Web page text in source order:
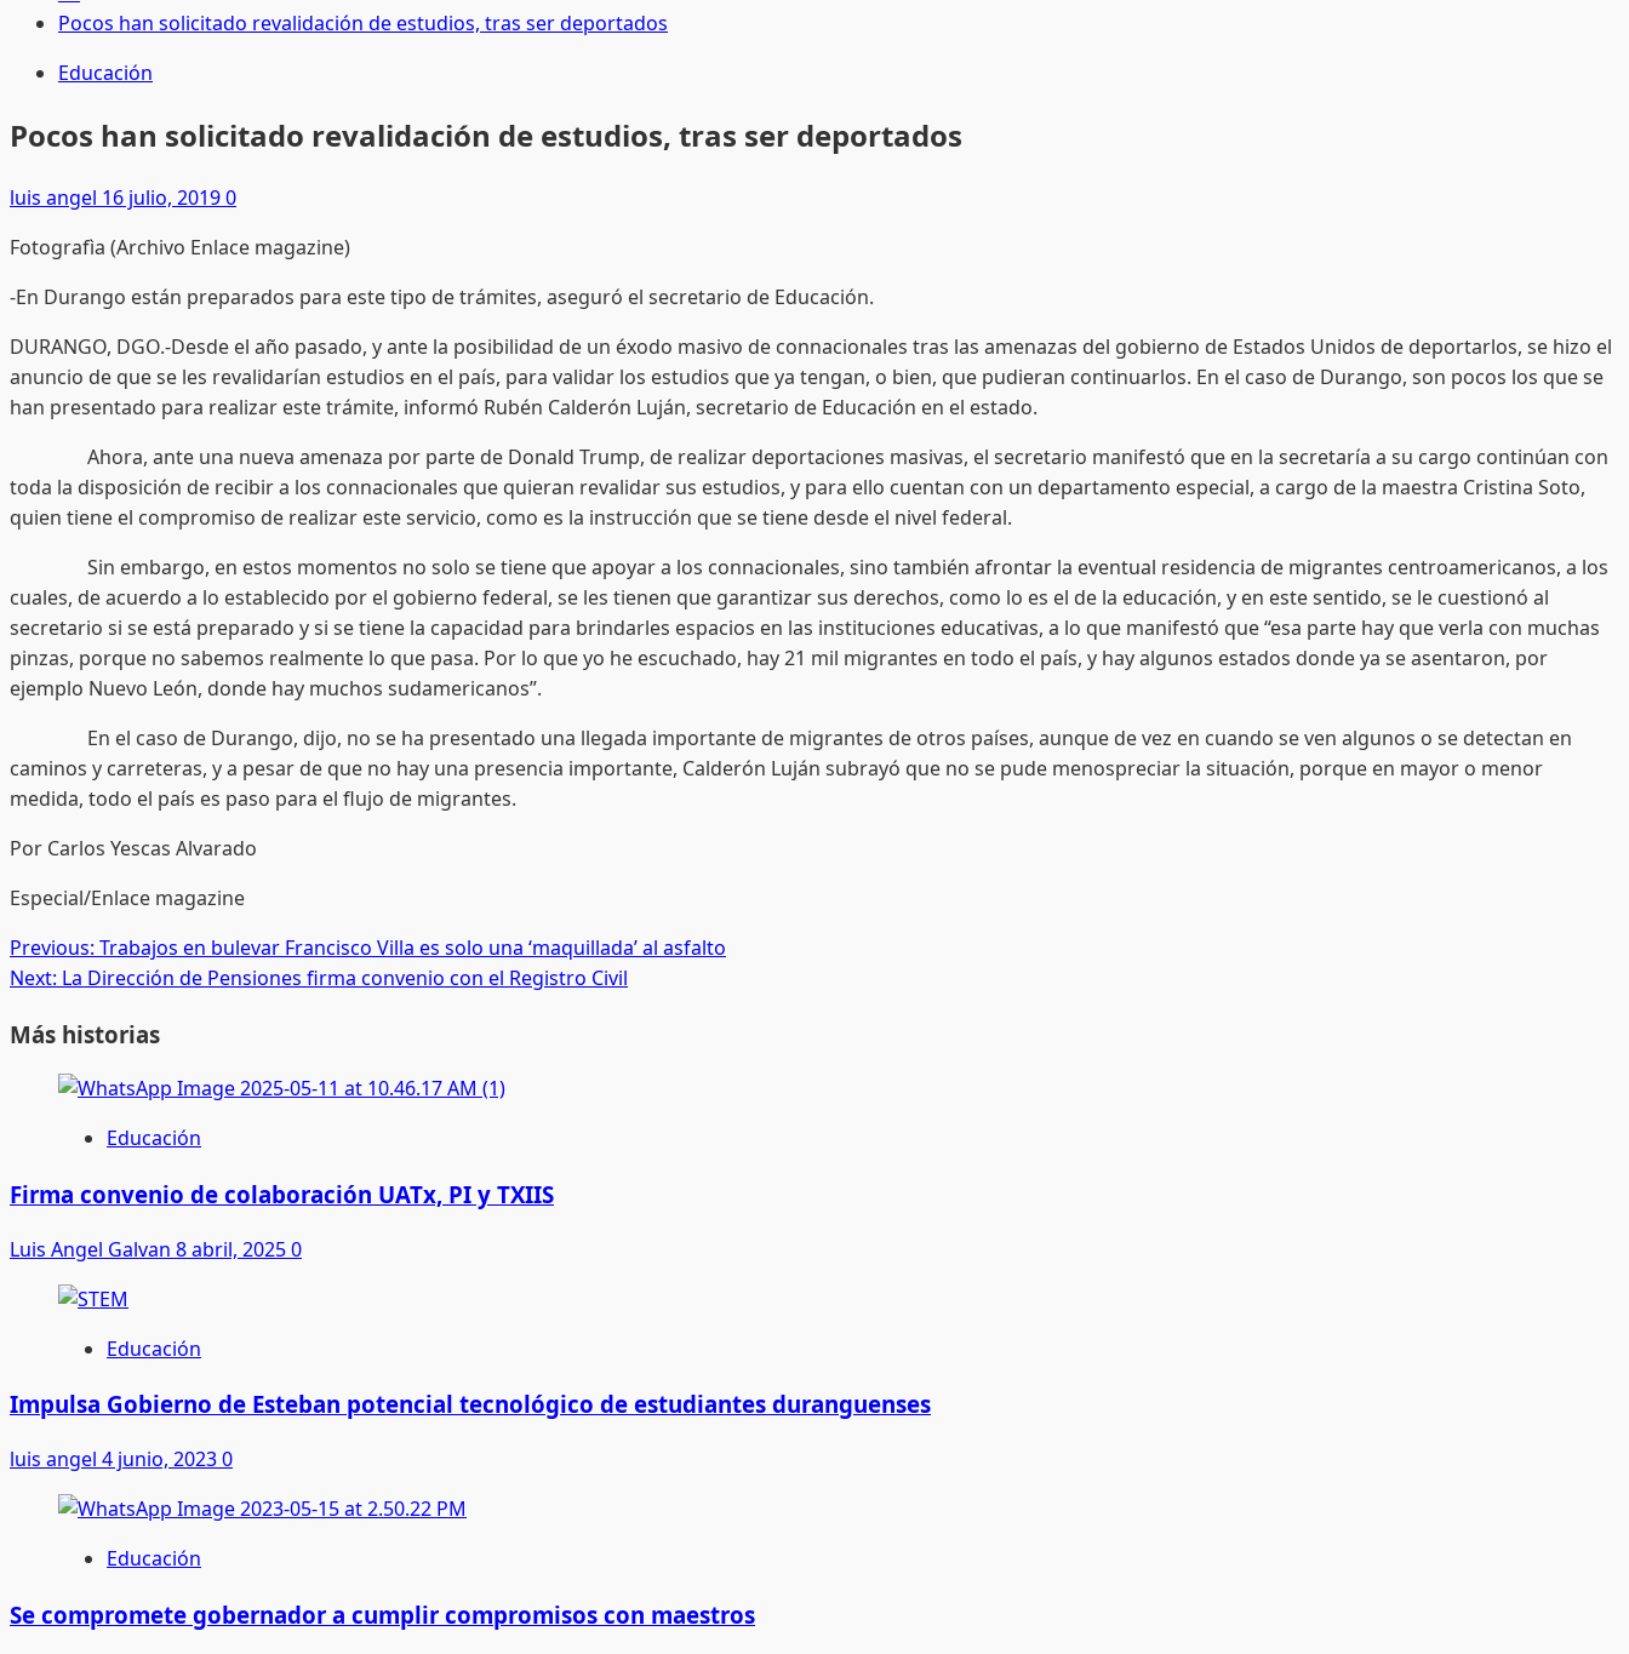
Pocos han solicitado revalidación de estudios, tras ser deportados
Educación
Pocos han solicitado revalidación de estudios, tras ser deportados
luis angel 16 julio, 20190
Fotografìa (Archivo Enlace magazine)
-En Durango están preparados para este tipo de trámites, aseguró el secretario de Educación.
DURANGO, DGO.-Desde el año pasado, y ante la posibilidad de un éxodo masivo de connacionales tras las amenazas del gobierno de Estados Unidos de deportarlos, se hizo el
anuncio de que se les revalidarían estudios en el país, para validar los estudios que ya tengan, o bien, que pudieran continuarlos. En el caso de Durango, son pocos los que se
han presentado para realizar este trámite, informó Rubén Calderón Luján, secretario de Educación en el estado.
Ahora, ante una nueva amenaza por parte de Donald Trump, de realizar deportaciones masivas, el secretario manifestó que en la secretaría a su cargo continúan con
toda la disposición de recibir a los connacionales que quieran revalidar sus estudios, y para ello cuentan con un departamento especial, a cargo de la maestra Cristina Soto,
quien tiene el compromiso de realizar este servicio, como es la instrucción que se tiene desde el nivel federal.
Sin embargo, en estos momentos no solo se tiene que apoyar a los connacionales, sino también afrontar la eventual residencia de migrantes centroamericanos, a los
cuales, de acuerdo a lo establecido por el gobierno federal, se les tienen que garantizar sus derechos, como lo es el de la educación, y en este sentido, se le cuestionó al
secretario si se está preparado y si se tiene la capacidad para brindarles espacios en las instituciones educativas, a lo que manifestó que “esa parte hay que verla con muchas
pinzas, porque no sabemos realmente lo que pasa. Por lo que yo he escuchado, hay 21 mil migrantes en todo el país, y hay algunos estados donde ya se asentaron, por
ejemplo Nuevo León, donde hay muchos sudamericanos”.
En el caso de Durango, dijo, no se ha presentado una llegada importante de migrantes de otros países, aunque de vez en cuando se ven algunos o se detectan en
caminos y carreteras, y a pesar de que no hay una presencia importante, Calderón Luján subrayó que no se pude menospreciar la situación, porque en mayor o menor
medida, todo el país es paso para el flujo de migrantes.
Por Carlos Yescas Alvarado
Especial/Enlace magazine
Post
navigation
Previous: Trabajos en bulevar Francisco Villa es solo una ‘maquillada’ al asfalto
Next: La Dirección de Pensiones firma convenio con el Registro Civil
Más historias
Educación
Firma convenio de colaboración UATx, PI y TXIIS
Luis Angel Galvan 8 abril, 20250
Educación
Impulsa Gobierno de Esteban potencial tecnológico de estudiantes duranguenses
luis angel 4 junio, 20230
Educación
Se compromete gobernador a cumplir compromisos con maestros